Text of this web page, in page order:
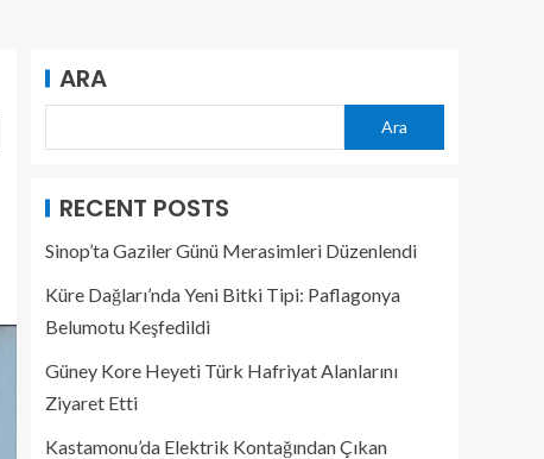
ARA
Ara
RECENT POSTS
Sinop’ta Gaziler Günü Merasimleri Düzenlendi
Küre Dağları’nda Yeni Bitki Tipi: Paflagonya
Belumotu Keşfedildi
Güney Kore Heyeti Türk Hafriyat Alanlarını
Ziyaret Etti
Kastamonu’da Elektrik Kontağından Çıkan